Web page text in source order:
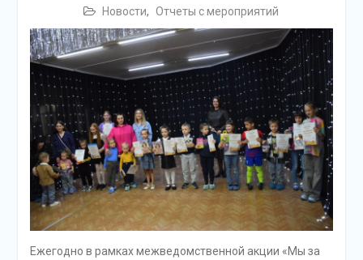
Новости, Отчеты с мероприятий
Ежегодно в рамках межведомственной акции «Мы за